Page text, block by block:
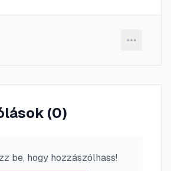
(0)
be, hogy hozzászólhass!